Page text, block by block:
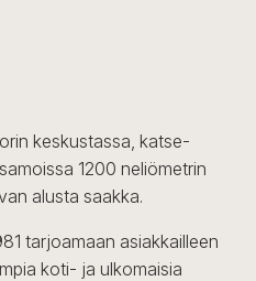
keskustassa, katse-
1200 neliömetrin
alusta saakka.
tarjoamaan asiakkailleen
koti- ja ulkomaisia